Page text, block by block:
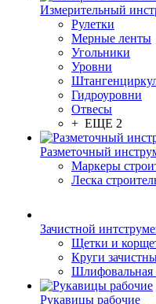
Измерительный
Рулетки
Мерные ленты
Угольники
Уровни
Гидроуровни
Отвесы
+ ЕЩЕ 2
Разметочный
Маркеры
Леска
Зачистной
Щетки и
Круги
Шлифовальная
Рукавицы рабочие